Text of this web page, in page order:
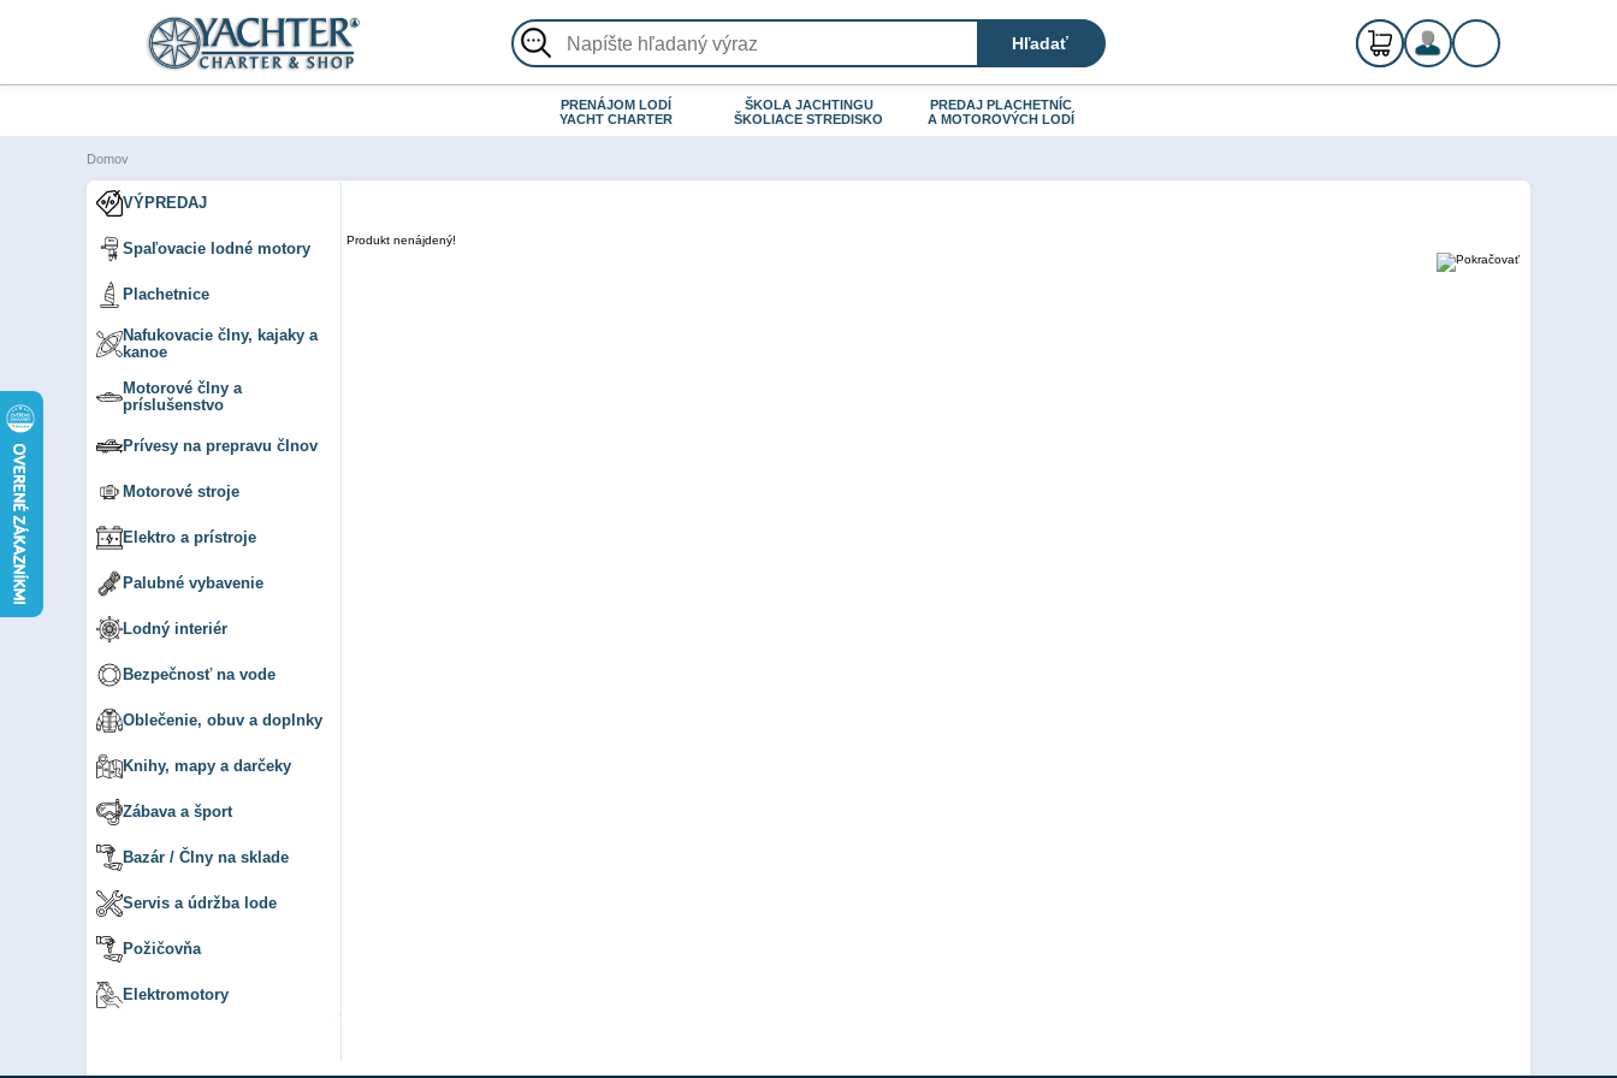
0ks
€ 0,00
Registrácia
Prihlásenie
PRENÁJOM LODÍ
YACHT CHARTER
ŠKOLA JACHTINGU
ŠKOLIACE STREDISKO
PREDAJ PLACHETNÍC
A MOTOROVÝCH LODÍ
Domov
VÝPREDAJ
Spaľovacie lodné motory
Plachetnice
Nafukovacie člny, kajaky a
kanoe
Motorové člny a
príslušenstvo
Prívesy na prepravu člnov
Motorové stroje
Elektro a prístroje
Palubné vybavenie
Lodný interiér
Bezpečnosť na vode
Oblečenie, obuv a doplnky
Knihy, mapy a darčeky
Zábava a šport
Bazár / Člny na sklade
Servis a údržba lode
Požičovňa
Elektromotory
Produkt nenájdený!